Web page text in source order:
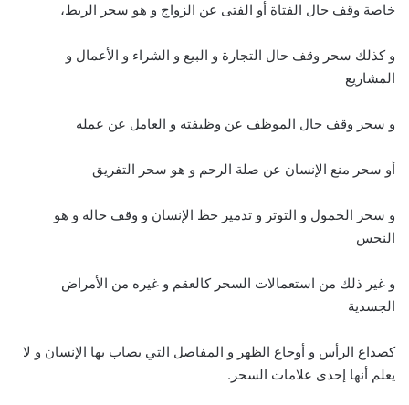
خاصة وقف حال الفتاة أو الفتى عن الزواج و هو سحر الربط،
و كذلك سحر وقف حال التجارة و البيع و الشراء و الأعمال و
المشاريع
و سحر وقف حال الموظف عن وظيفته و العامل عن عمله
أو سحر منع الإنسان عن صلة الرحم و هو سحر التفريق
و سحر الخمول و التوتر و تدمير حظ الإنسان و وقف حاله و هو
النحس
و غير ذلك من استعمالات السحر كالعقم و غيره من الأمراض
الجسدية
كصداع الرأس و أوجاع الظهر و المفاصل التي يصاب بها الإنسان و لا
يعلم أنها إحدى علامات السحر.